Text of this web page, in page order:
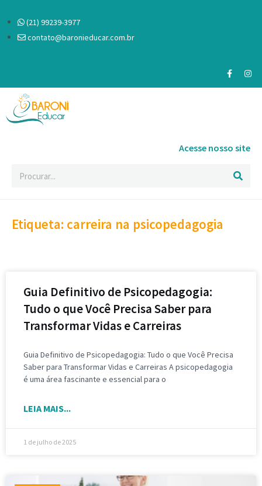
(21) 99239-3977
contato@baronieducar.com.br
Acesse nosso site
Etiqueta: carreira na psicopedagogia
Guia Definitivo de Psicopedagogia:
Tudo o que Você Precisa Saber para
Transformar Vidas e Carreiras
Guia Definitivo de Psicopedagogia: Tudo o que Você Precisa
Saber para Transformar Vidas e Carreiras A psicopedagogia
é uma área fascinante e essencial para o
LEIA MAIS...
1 de julho de 2025